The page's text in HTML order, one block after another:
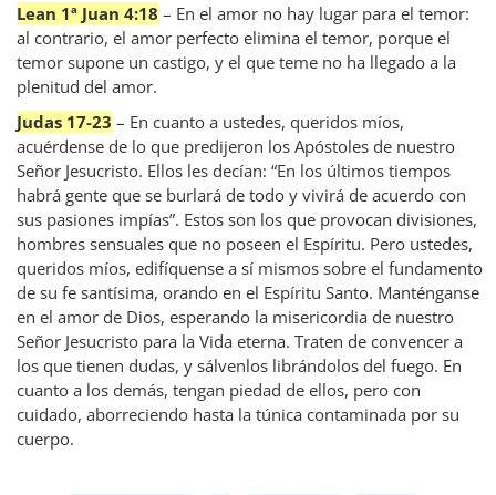
Lean 1ª Juan 4:18 – En el amor no hay lugar para el temor:
al contrario, el amor perfecto elimina el temor, porque el
temor supone un castigo, y el que teme no ha llegado a la
plenitud del amor.
Judas 17-23 – En cuanto a ustedes, queridos míos,
acuérdense de lo que predijeron los Apóstoles de nuestro
Señor Jesucristo. Ellos les decían: “En los últimos tiempos
habrá gente que se burlará de todo y vivirá de acuerdo con
sus pasiones impías”. Estos son los que provocan divisiones,
hombres sensuales que no poseen el Espíritu. Pero ustedes,
queridos míos, edifíquense a sí mismos sobre el fundamento
de su fe santísima, orando en el Espíritu Santo. Manténganse
en el amor de Dios, esperando la misericordia de nuestro
Señor Jesucristo para la Vida eterna. Traten de convencer a
los que tienen dudas, y sálvenlos librándolos del fuego. En
cuanto a los demás, tengan piedad de ellos, pero con
cuidado, aborreciendo hasta la túnica contaminada por su
cuerpo.